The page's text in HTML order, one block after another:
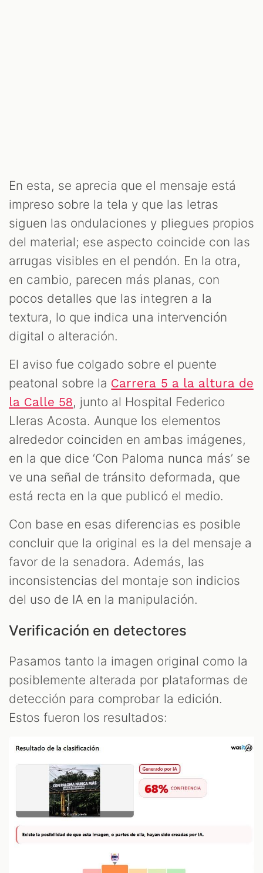
En esta, se aprecia que el mensaje está
impreso sobre la tela y que las letras
siguen las ondulaciones y pliegues propios
del material; ese aspecto coincide con las
arrugas visibles en el pendón. En la otra,
en cambio, parecen más planas, con
pocos detalles que las integren a la
textura, lo que indica una intervención
digital o alteración.
El aviso fue colgado sobre el puente
peatonal sobre la Carrera 5 a la altura de
la Calle 58, junto al Hospital Federico
Lleras Acosta. Aunque los elementos
alrededor coinciden en ambas imágenes,
en la que dice ‘Con Paloma nunca más’ se
ve una señal de tránsito deformada, que
está recta en la que publicó el medio.
Con base en esas diferencias es posible
concluir que la original es la del mensaje a
favor de la senadora. Además, las
inconsistencias del montaje son indicios
del uso de IA en la manipulación.
Verificación en detectores
Pasamos tanto la imagen original como la
posiblemente alterada por plataformas de
detección para comprobar la edición.
Estos fueron los resultados: